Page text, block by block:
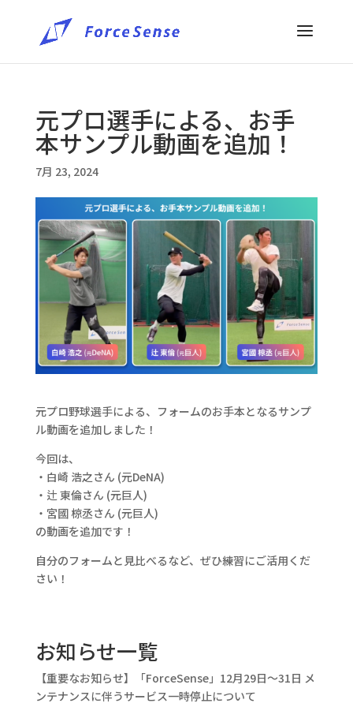
元プロ選手による、お手
本サンプル動画を追加！
7月 23, 2024
元プロ野球選手による、フォームのお手本となるサンプ
ル動画を追加しました！
今回は、
・白崎 浩之さん (元DeNA)
・辻 東倫さん (元巨人)
・宮國 椋丞さん (元巨人)
の動画を追加です！
自分のフォームと見比べるなど、ぜひ練習にご活用くだ
さい！
お知らせ一覧
【重要なお知らせ】「ForceSense」12月29日〜31日 メ
ンテナンスに伴うサービス一時停止について